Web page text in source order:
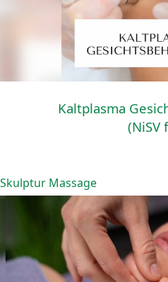
Kaltplasma
(NiSV
Skulptur Massage